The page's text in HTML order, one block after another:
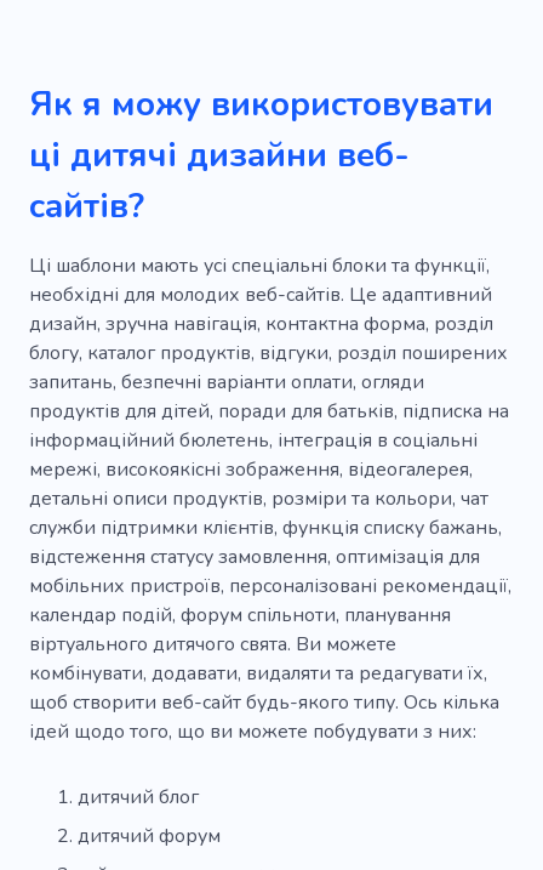
Як я можу використовувати
ці дитячі дизайни веб-
сайтів?
Ці шаблони мають усі спеціальні блоки та функції,
необхідні для молодих веб-сайтів. Це адаптивний
дизайн, зручна навігація, контактна форма, розділ
блогу, каталог продуктів, відгуки, розділ поширених
запитань, безпечні варіанти оплати, огляди
продуктів для дітей, поради для батьків, підписка на
інформаційний бюлетень, інтеграція в соціальні
мережі, високоякісні зображення, відеогалерея,
детальні описи продуктів, розміри та кольори, чат
служби підтримки клієнтів, функція списку бажань,
відстеження статусу замовлення, оптимізація для
мобільних пристроїв, персоналізовані рекомендації,
календар подій, форум спільноти, планування
віртуального дитячого свята. Ви можете
комбінувати, додавати, видаляти та редагувати їх,
щоб створити веб-сайт будь-якого типу. Ось кілька
ідей щодо того, що ви можете побудувати з них:
дитячий блог
дитячий форум